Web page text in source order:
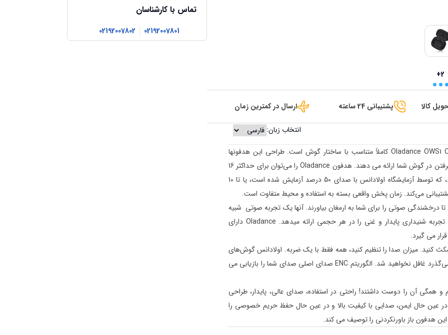
+2
تماس با کارشناسان
02192007801
02192007802
کالا پشتیبانی 24 ساعته ارسال در کمترین زمان
انتخاب زبان:
هدفون بلوتوثی وایرلس دور گوشی اولادانس Oladance OWS1 Open Ear کاملاً متناسب با ساختار گوش است. طراحی این هدفونها
راحت فوکوس شده و صدایی با کیفیت بالا را بدون قرار گرفتن در گوش شما ارائه می دهند. هدفون Oladance را می‌توان برای حداکثر 16
ساعت بازی مداوم یا 12 ساعت تماس مداوم استفاده کرد، که توسط آزمایشگاه اولادانس با صدای 50 درصد آزمایش شده است، یا تا 10
می شوند تا درخشندگی صوتی را برای شما به ارمغان بیاورند. آنها یک تجربه صوتی شبیه
کنسرت ایجاد می کنند. برترین فناوری دیافراگم زیستی، تجربه شنیداری پایدار و غنی را در هر حجمی ارائه میدهد. Oladance دارای
می گیرد.
کنید. میزان صدا را تنظیم کنید، همه فقط با یک ضربه. اولادانس گوش‌های
شما را باز نگه می‌دارد، بنابراین هرگز از آنچه در اطرافتان می‌گذرد غافل نخواهید شد. الگوریتم ENC صدای اصلی صدای شما را بازیابی می
و همگی آن را دوست داشتند! راحتی در استفاده، صدای عالی، پایدار، طراحی
در عین حال ایمن، صدایی با کیفیت بالا و در عین حال حفظ حریم خصوصی را